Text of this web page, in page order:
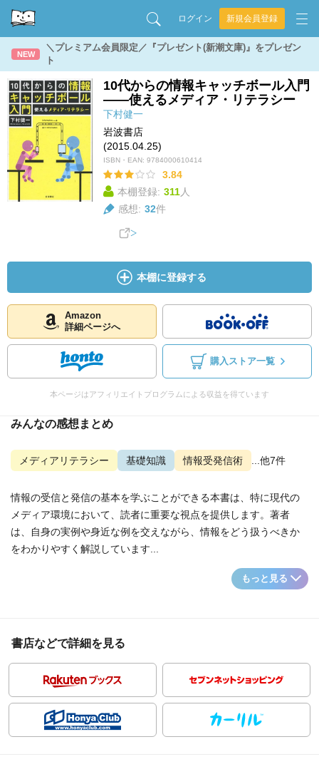
ログイン 新規会員登録
NEW
＼プレミアム会員限定／『プレゼント(新潮文庫)』をプレゼン
ト
10代からの情報キャッチボール入門
――使えるメディア・リテラシー
下村健一
岩波書店
(2015.04.25)
ISBN・EAN: 9784000610414
3.84
本棚登録: 311人
感想: 32件
本棚に登録する
Amazon
詳細ページへ
購入ストア一覧
本ページはアフィリエイトプログラムによる収益を得ています
みんなの感想まとめ
メディアリテラシー 基礎知識 情報受発信術 ...他7件
情報の受信と発信の基本を学ぶことができる本書は、特に現代の
メディア環境において、読者に重要な視点を提供します。著者
は、自身の実例や身近な例を交えながら、情報をどう扱うべきか
をわかりやすく解説しています...
もっと見る
書店などで詳細を見る